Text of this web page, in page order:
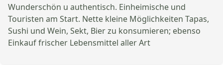
Wunderschön u authentisch. Einheimische und
Touristen am Start. Nette kleine Möglichkeiten Tapas,
Sushi und Wein, Sekt, Bier zu konsumieren; ebenso
Einkauf frischer Lebensmittel aller Art